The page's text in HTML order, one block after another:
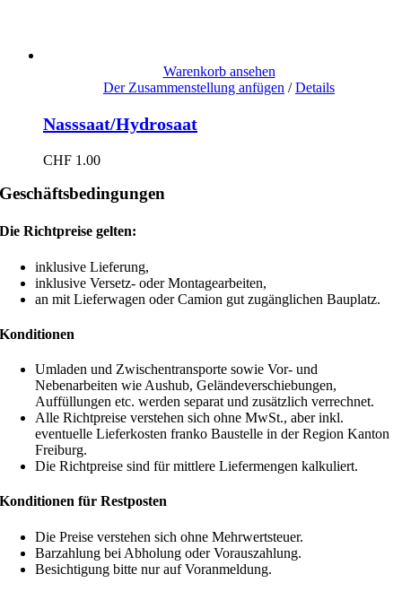
Warenkorb ansehen
Der Zusammenstellung anfügen / Details
Nasssaat/Hydrosaat
CHF 1.00
Geschäftsbedingungen
Die Richtpreise gelten:
inklusive Lieferung,
inklusive Versetz- oder Montagearbeiten,
an mit Lieferwagen oder Camion gut zugänglichen Bauplatz.
Konditionen
Umladen und Zwischentransporte sowie Vor- und
Nebenarbeiten wie Aushub, Geländeverschiebungen,
Auffüllungen etc. werden separat und zusätzlich verrechnet.
Alle Richtpreise verstehen sich ohne MwSt., aber inkl.
eventuelle Lieferkosten franko Baustelle in der Region Kanton
Freiburg.
Die Richtpreise sind für mittlere Liefermengen kalkuliert.
Konditionen für Restposten
Die Preise verstehen sich ohne Mehrwertsteuer.
Barzahlung bei Abholung oder Vorauszahlung.
Besichtigung bitte nur auf Voranmeldung.